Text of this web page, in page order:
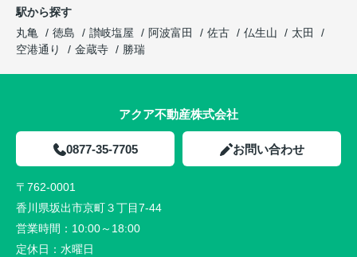
駅から探す
丸亀
徳島 讃岐塩屋 阿波富田 佐古 仏生山
太田
空港通り
金蔵寺 勝瑞
アクア不動産株式会社
0877-35-7705 お問い合わせ
〒762-0001
香川県坂出市京町３丁目7-44
営業時間： 10:00～18:00
定休日： 水曜日